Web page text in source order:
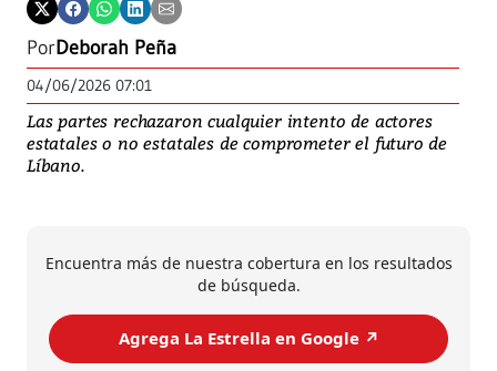
PorDeborah Peña
04/06/2026 07:01
Las partes rechazaron cualquier intento de actores
estatales o no estatales de comprometer el futuro de
Líbano.
Encuentra más de nuestra cobertura en los resultados
de búsqueda.
Agrega La Estrella en Google ↗️